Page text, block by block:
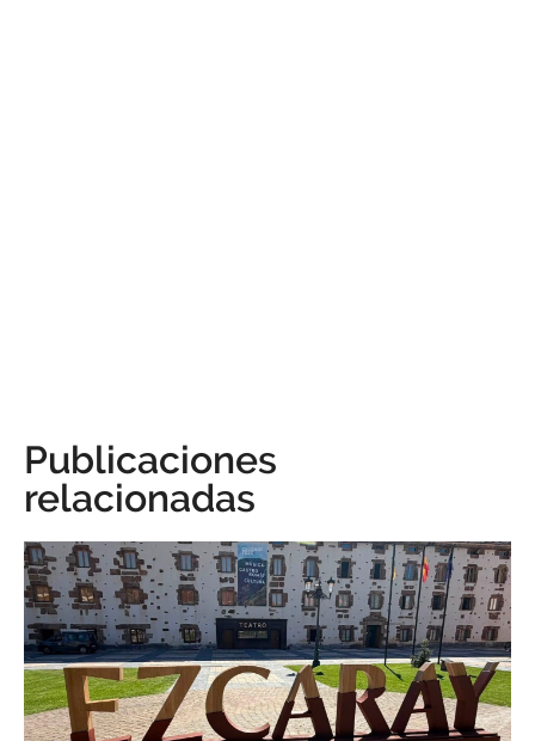
Publicaciones
relacionadas